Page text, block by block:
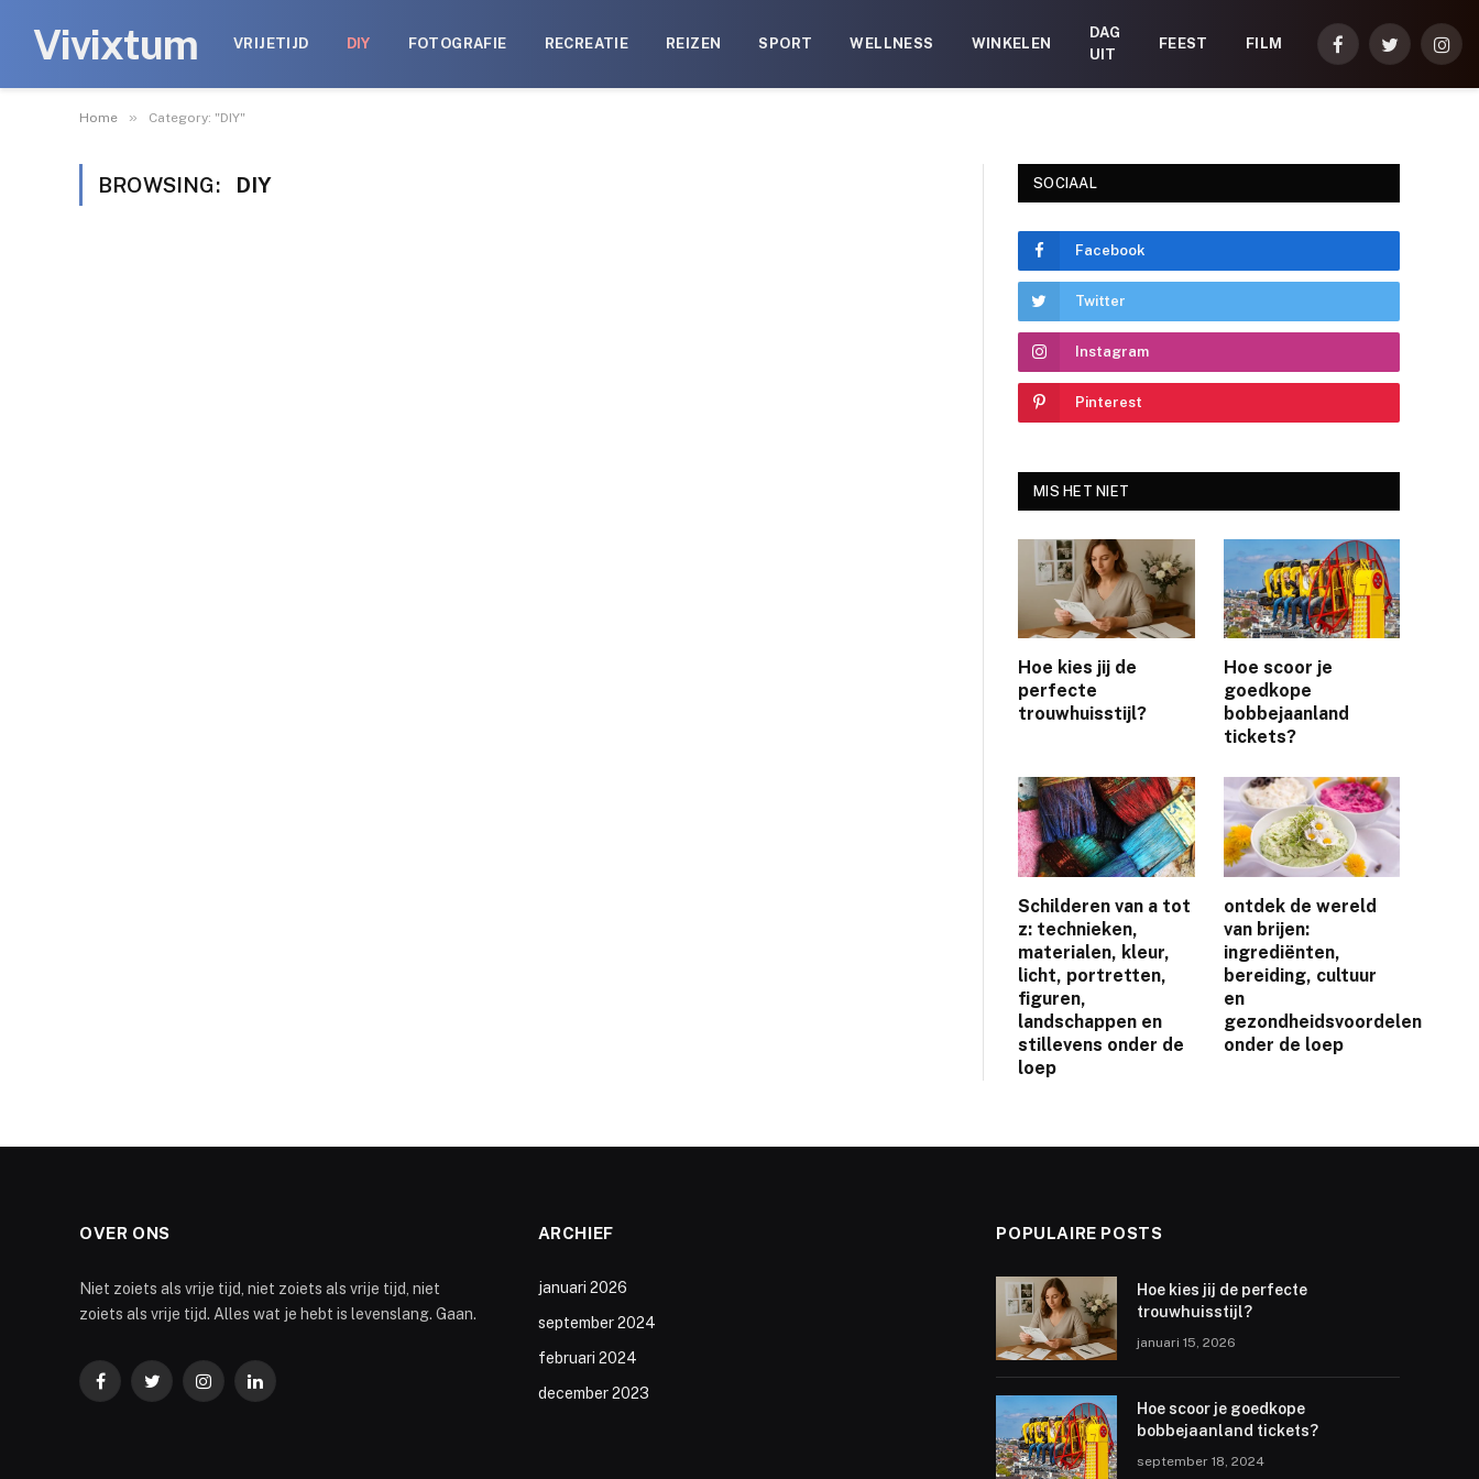
Vivixtum VRIJETIJD DIY FOTOGRAFIE RECREATIE REIZEN SPORT WELLNESS WINKELEN
DAG
UIT
FEEST FILM
FacebookTwitter
Home » Category: "DIY"
BROWSING: DIY SOCIAAL
Facebook
Twitter
Instagram
Pinterest
MIS HET NIET
Hoe kies jij de
perfecte
trouwhuisstijl?
Hoe scoor je
goedkope
bobbejaanland
tickets?
Schilderen van a tot
z: technieken,
materialen, kleur,
licht, portretten,
figuren,
landschappen en
stillevens onder de
loep
ontdek de wereld
van brijen:
ingrediënten,
bereiding, cultuur
en
gezondheidsvoordelen
onder de loep
OVER ONS
Niet zoiets als vrije tijd, niet zoiets als vrije tijd, niet
zoiets als vrije tijd. Alles wat je hebt is levenslang. Gaan.
FacebookTwitterInstagramLinkedIn
ARCHIEF
januari 2026
september 2024
februari 2024
december 2023
POPULAIRE POSTS
Hoe kies jij de perfecte
trouwhuisstijl?
januari 15, 2026
Hoe scoor je goedkope
bobbejaanland tickets?
september 18, 2024